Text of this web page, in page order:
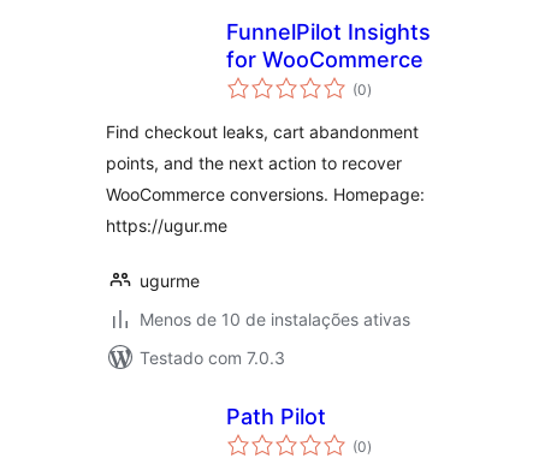
FunnelPilot Insights
for WooCommerce
(0total
de
)
Find checkout leaks, cart abandonment
points, and the next action to recover
WooCommerce conversions. Homepage:
https://ugur.me
ugurme
Menos de 10 de instalações ativas
Testado com 7.0.3
Path Pilot
(0total
de
)